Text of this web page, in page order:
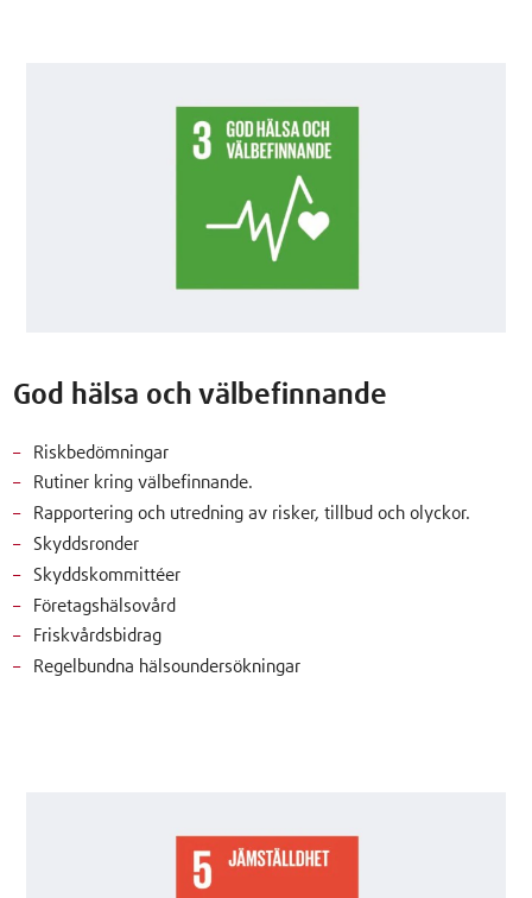
God hälsa och välbefinnande
Riskbedömningar
Rutiner kring välbefinnande.
Rapportering och utredning av risker, tillbud och olyckor.
Skyddsronder
Skyddskommittéer
Företagshälsovård
Friskvårdsbidrag
Regelbundna hälsoundersökningar